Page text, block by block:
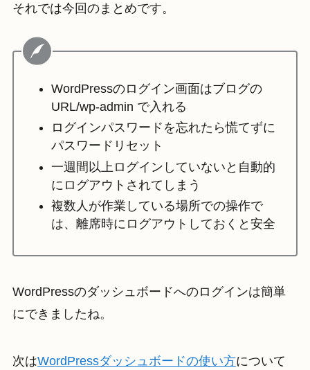
それでは今回のまとめです。
WordPressのログイン画面はブログの
URL/wp-admin で入れる
ログインパスワードを忘れたら慌てずに
パスワードリセット
一週間以上ログインしていないと自動的
にログアウトされてしまう
複数人が作業している場所での操作で
は、離席時にログアウトしておくと安全
WordPressのダッシュボードへのログインは簡単
にできましたね。
次はWordPressダッシュボードの使い方について